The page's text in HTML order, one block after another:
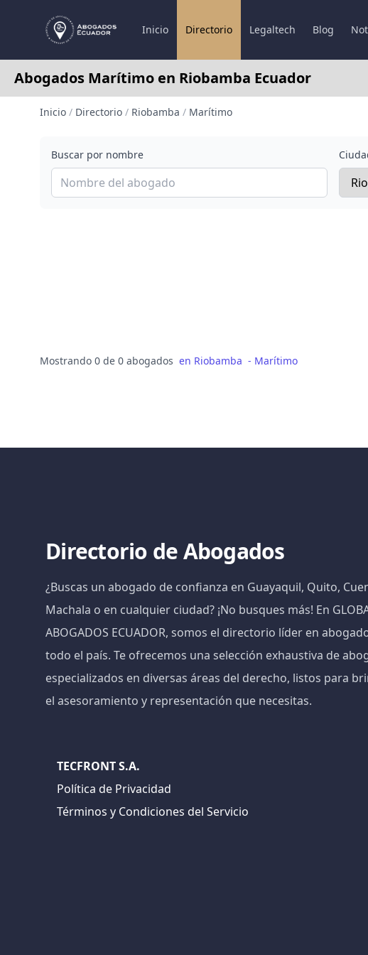
Inicio Directorio Legaltech Blog
Abogados Marítimo en Riobamba Ecuador
Inicio / Directorio / Riobamba / Marítimo
Buscar por nombre
Mostrando 0 de 0 abogados en Riobamba - Marítimo
Directorio de Abogados
¿Buscas un abogado de confianza en Guayaquil, Quito,
Machala o en cualquier ciudad? ¡No busques más! En
ABOGADOS ECUADOR, somos el directorio líder en
todo el país. Te ofrecemos una selección exhaustiva de
especializados en diversas áreas del derecho, listos para
el asesoramiento y representación que necesitas.
TECFRONT S.A.
Política de Privacidad
Términos y Condiciones del Servicio